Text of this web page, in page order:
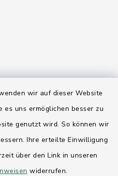
wir auf dieser Website
es uns ermöglichen besser zu
genutzt wird. So können wir
Ihre erteilte Einwilligung
über den Link in unseren
widerrufen.
115
Holstein